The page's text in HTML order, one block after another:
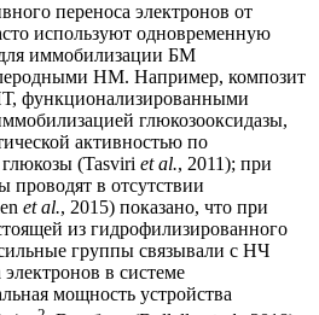
переноса электронов от
используют одновременную
иммобилизации БМ
НМ. Например, композит
функционализированными
глюкозооксидазы,
активностью по
(Tasviri et al., 2011); при
проводят в отсутствии
et al., 2015) показано, что при
из гидрофилизированного
группы связывали с НЧ
электронов в системе
мощность устройства